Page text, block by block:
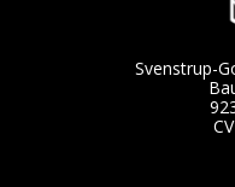
Svenstrup-